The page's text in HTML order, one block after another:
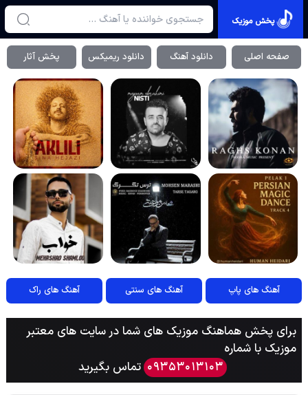
پخش موزیک
صفحه اصلی دانلود آهنگ دانلود ریمیکس پخش آثار
آهنگ های پاپ آهنگ های سنتی آهنگ های راک
برای پخش هماهنگ موزیک های شما در سایت های معتبر
موزیک با شماره
09353013103 تماس بگیرید